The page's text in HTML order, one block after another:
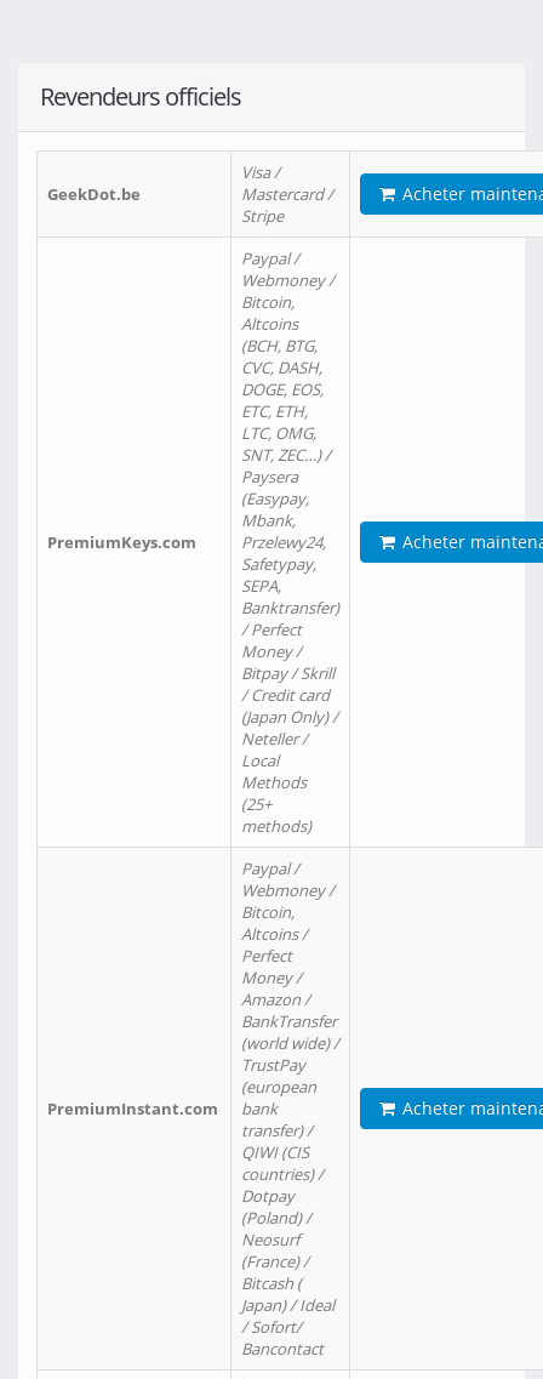
Revendeurs officiels
GeekDot.be
Visa /
Mastercard /
Stripe
Acheter
PremiumKeys.com
Paypal /
Webmoney /
Bitcoin,
Altcoins
(BCH, BTG,
CVC, DASH,
DOGE, EOS,
ETC, ETH,
LTC, OMG,
SNT, ZEC…) /
Paysera
(Easypay,
Mbank,
Przelewy24,
Safetypay,
SEPA,
Banktransfer)
/ Perfect
Money /
Bitpay / Skrill
/ Credit card
(Japan Only) /
Neteller /
Local
Methods
(25+
methods)
Acheter
PremiumInstant.com
Paypal /
Webmoney /
Bitcoin,
Altcoins /
Perfect
Money /
Amazon /
BankTransfer
(world wide) /
TrustPay
(european
bank
transfer) /
QIWI (CIS
countries) /
Dotpay
(Poland) /
Neosurf
(France) /
Bitcash (
Japan) / Ideal
/ Sofort/
Bancontact
Acheter